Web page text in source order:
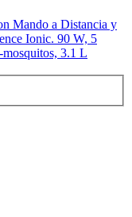
Mando a Distancia y
Ionic. 90 W, 5
3.1 L